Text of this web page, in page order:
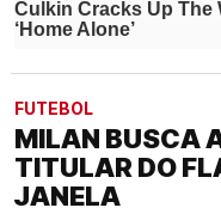
FUTEBOL
MILAN BUSCA
TITULAR DO
JANELA